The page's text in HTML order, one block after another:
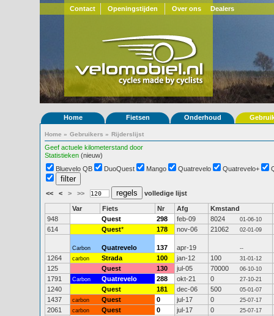
Contact Openingstijden Over ons Dealers
Home Fietsen Onderhoud
Home » Gebruikers » Rijderslijst
Geef actuele kilometerstand door
Statistieken (nieuw)
Bluevelo QB
DuoQuest Mango Quatrevelo Quatrevelo+
<< < > >> volledige lijst
Var Fiets Nr Afg
Kmstand
948
Quest 298 feb-09 8024 01-06-10
614 Quest* 178 nov-06 21062 02-01-09
Carbon Quatrevelo 137 apr-19 --
1264 carbon Strada 100 jan-12 100 31-01-12
125 Quest 130 jul-05 70000 06-10-10
1791 Carbon Quatrevelo 288 okt-21 0 27-10-21
1240 Quest 181 dec-06 500 05-01-07
1437 carbon Quest 0 jul-17 0 25-07-17
2061 carbon Quest 0 jul-17 0 25-07-17